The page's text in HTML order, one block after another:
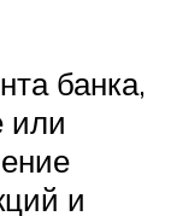
банка,
или
и